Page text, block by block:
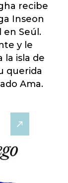
recibe
Inseon
en Seúl.
y le
la isla de
querida
Ama.